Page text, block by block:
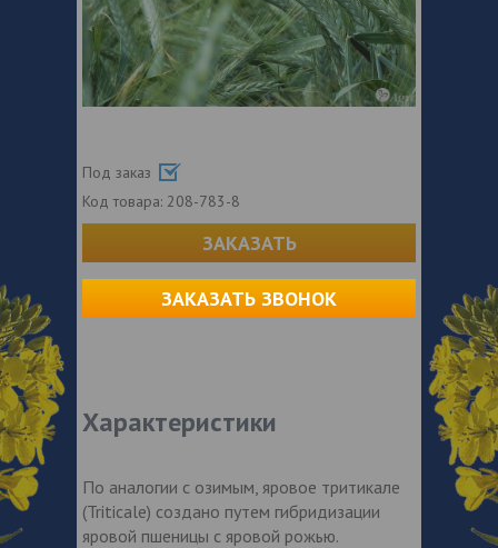
Под заказ
Код товара: 208-783-8
ЗАКАЗАТЬ
ЗАКАЗАТЬ ЗВОНОК
Характеристики
По аналогии с озимым, яровое тритикале
(Triticale) создано путем гибридизации
яровой пшеницы с яровой рожью.